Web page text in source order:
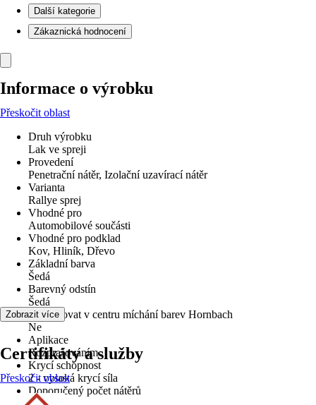
Další kategorie
Zákaznická hodnocení
Informace o výrobku
Přeskočit oblast
Druh výrobku
Lak ve spreji
Provedení
Penetrační nátěr, Izolační uzavírací nátěr
Varianta
Rallye sprej
Vhodné pro
Automobilové součásti
Vhodné pro podklad
Kov, Hliník, Dřevo
Základní barva
Šedá
Barevný odstín
Šedá
Lze tónovat v centru míchání barev Hornbach
Ne
Aplikace
Rozprašováním
Krycí schopnost
2 - vysoká krycí síla
Doporučený počet nátěrů
Zobrazit více
Certifikáty a služby
Přeskočit oblast